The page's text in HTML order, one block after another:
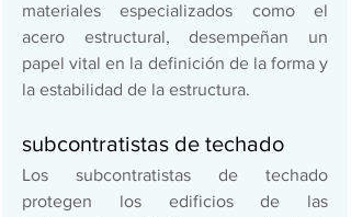
materiales especializados como el
acero estructural, desempeñan un
papel vital en la definición de la forma y
la estabilidad de la estructura.
subcontratistas de techado
Los subcontratistas de techado
protegen los edificios de las